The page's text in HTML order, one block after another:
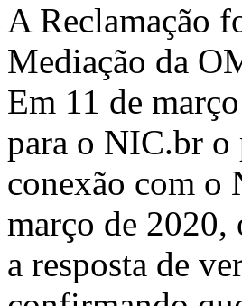
A Reclamação
Mediação da
Em 11 de
para o NIC.br o
conexão com o
março de
a resposta de